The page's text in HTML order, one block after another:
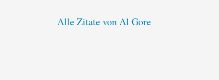
Alle Zitate von Al Gore